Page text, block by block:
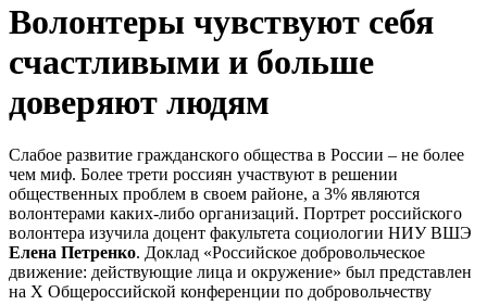
Волонтеры чувствуют себя
счастливыми и больше
доверяют людям
Слабое развитие гражданского общества в России – не более
чем миф. Более трети россиян участвуют в решении
общественных проблем в своем районе, а 3% являются
волонтерами каких-либо организаций. Портрет российского
волонтера изучила доцент факультета социологии НИУ ВШЭ
Елена Петренко. Доклад «Российское добровольческое
движение: действующие лица и окружение» был представлен
на X Общероссийской конференции по добровольчеству